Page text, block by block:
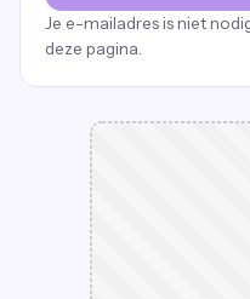
Je e-mailadres is niet
deze pagina.